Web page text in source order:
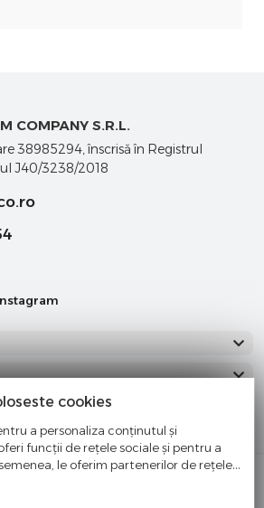
COMPANY S.R.L.
38985294, înscrisă în Registrul
J40/3238/2018
de Netopia
cookies
a personaliza conținutul și
funcții de rețele sociale și pentru a
le oferim partenerilor de rețele
și de analize informații cu privire la
ul nostru. Aceștia le pot combina cu